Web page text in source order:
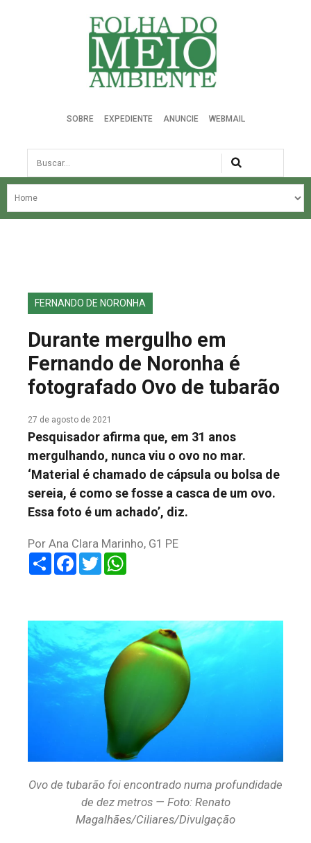
Folha do Meio Ambiente
SOBRE EXPEDIENTE ANUNCIE WEBMAIL
Busca
NOSSA HISTÓRIA
EDIÇÕES ANTERIORES
FALE CONOSCO
FERNANDO DE NORONHA
Durante mergulho em
Fernando de Noronha é
fotografado Ovo de tubarão
27 de agosto de 2021
Pesquisador afirma que, em 31 anos
mergulhando, nunca viu o ovo no mar.
‘Material é chamado de cápsula ou bolsa de
sereia, é como se fosse a casca de um ovo.
Essa foto é um achado’, diz.
Por Ana Clara Marinho, G1 PE
ShareFacebook
Twitter
Ovo de tubarão foi encontrado numa profundidade
de dez metros — Foto: Renato
Magalhães/Ciliares/Divulgação